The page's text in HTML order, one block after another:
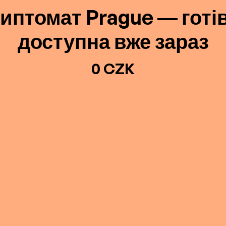
Prague —
доступна вже зараз
0 CZK